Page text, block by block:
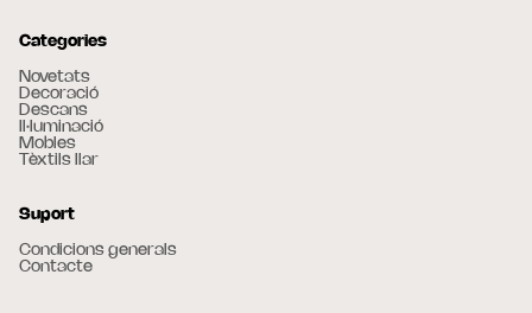
Categories
Novetats
Decoració
Descans
Il·luminació
Mobles
Tèxtils llar
Suport
Condicions generals
Contacte